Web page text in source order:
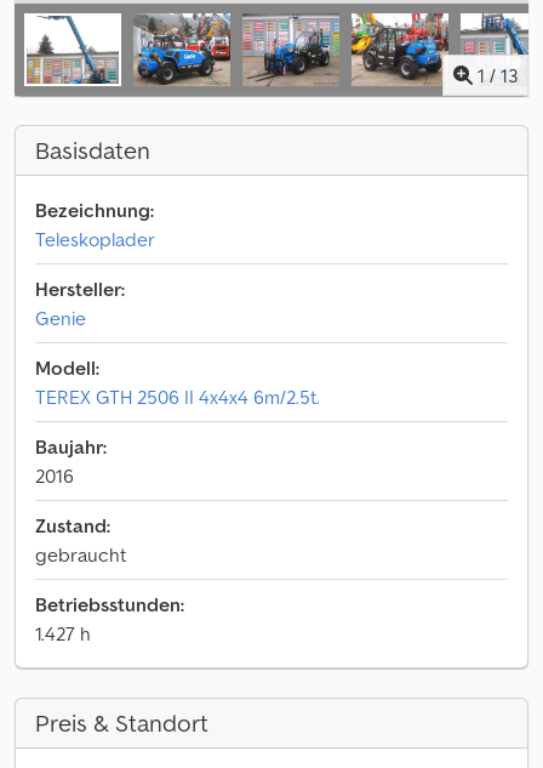
1 / 13
Basisdaten
Bezeichnung:
Teleskoplader
Hersteller:
Genie
Modell:
TEREX GTH 2506 II 4x4x4 6m/2.5t.
Baujahr:
2016
Zustand:
gebraucht
Betriebsstunden:
1.427 h
Preis & Standort